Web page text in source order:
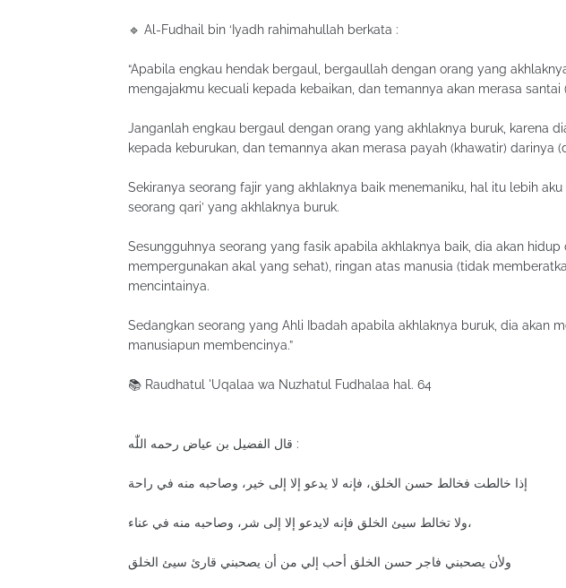
🔹 Al-Fudhail bin ‘Iyadh rahimahullah berkata :
“Apabila engkau hendak bergaul, bergaullah dengan orang yang
mengajakmu kecuali kepada kebaikan, dan temannya akan merasa
Janganlah engkau bergaul dengan orang yang akhlaknya buruk, karena
kepada keburukan, dan temannya akan merasa payah (khawatir) darinya
Sekiranya seorang fajir yang akhlaknya baik menemaniku, hal itu lebih
seorang qari’ yang akhlaknya buruk.
Sesungguhnya seorang yang fasik apabila akhlaknya baik, dia akan
mempergunakan akal yang sehat), ringan atas manusia (tidak
mencintainya.
Sedangkan seorang yang Ahli Ibadah apabila akhlaknya buruk, dia akan
manusiapun membencinya.”
📚 Raudhatul 'Uqalaa wa Nuzhatul Fudhalaa hal. 64
ﻗﺎﻝ ﺍﻟﻔﻀﻴﻞ ﺑﻦ ﻋﻴﺎﺽ رحمه اللّٰه :
ﺇﺫﺍ ﺧﺎﻟﻄﺖ ﻓﺨﺎﻟﻂ ﺣﺴﻦ ﺍﻟﺨﻠﻖ، ﻓﺈﻧﻪ ﻻ ﻳﺪﻋﻮ ﺇﻻ ﺇﻟﻰ ﺧﻴﺮ، ﻭﺻﺎﺣﺒﻪ ﻣﻨﻪ ﻓﻲ ﺭﺍﺣﺔ
ﻭﻻ ﺗﺨﺎﻟﻂ ﺳﻴﺊ ﺍﻟﺨﻠﻖ ﻓﺈﻧﻪ ﻻﻳﺪﻋﻮ ﺇﻻ ﺇﻟﻰ ﺷﺮ، ﻭﺻﺎﺣﺒﻪ ﻣﻨﻪ ﻓﻲ ﻋﻨﺎﺀ،
ﻭﻷﻥ ﻳﺼﺤﺒﻨﻲ ﻓﺎﺟﺮ ﺣﺴﻦ ﺍﻟﺨﻠﻖ ﺃﺣﺐ ﺇﻟﻲ ﻣﻦ ﺃﻥ ﻳﺼﺤﺒﻨﻲ ﻗﺎﺭﺉ ﺳﻴﺊ ﺍﻟﺨﻠﻖ